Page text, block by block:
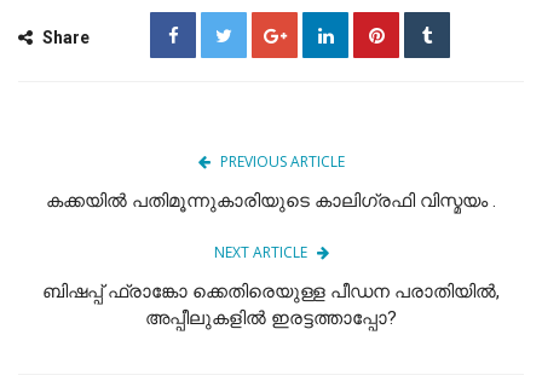
Share
PREVIOUS ARTICLE
കക്കയിൽ പതിമൂന്നുകാരിയുടെ കാലിഗ്രഫി വിസ്മയം .
NEXT ARTICLE
ബിഷപ്പ് ഫ്രാങ്കോ ക്കെതിരെയുള്ള പീഡന പരാതിയിൽ,
അപ്പീലുകളിൽ ഇരട്ടത്താപ്പോ?